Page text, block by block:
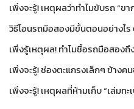
เพิ่งจะรู้! เหตุผลว่าทำไมขับรถ “ขา
วิธีโอนรถมือสองมีขั้นตอนอย่างไร
เพิ่งรู้เหตุผล! ทำไมซื้อรถมือสองถึ
เพิ่งจะรู้! ช่องตะแกรงเล็กๆ ข้างคน
เพิ่งจะรู้! เหตุผลที่ห้ามเก็บ “เล่มทะ